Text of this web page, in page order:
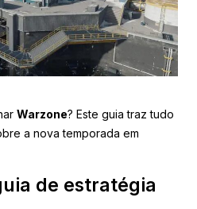
Warzone? Este guia traz tudo
a nova temporada em
de estratégia